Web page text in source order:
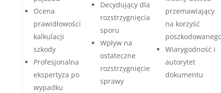
Ocena
prawidłowości
kalkulacji
szkody
Profesjonalna
ekspertyza po
wypadku
Decydujący dla
rozstrzygnięcia
sporu
Wpływ na
ostateczne
rozstrzygnięcie
sprawy
przemawiający
na korzyść
Wiarygodność i
autorytet
dokumentu